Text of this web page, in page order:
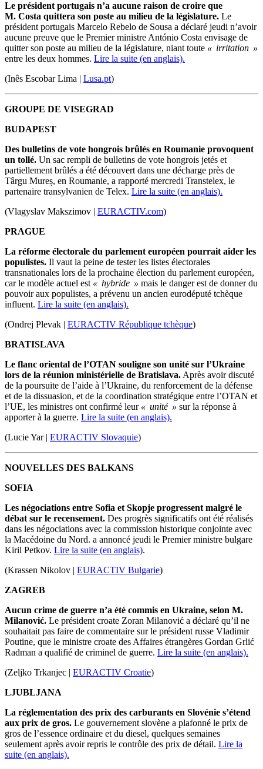
Le président portugais n’a aucune raison de croire que
M. Costa quittera son poste au milieu de la législature. Le
président portugais Marcelo Rebelo de Sousa a déclaré jeudi n’avoir
aucune preuve que le Premier ministre António Costa envisage de
quitter son poste au milieu de la législature, niant toute « irritation »
entre les deux hommes. Lire la suite (en anglais).
(Inês Escobar Lima | Lusa.pt)
GROUPE DE VISEGRAD
BUDAPEST
Des bulletins de vote hongrois brûlés en Roumanie provoquent
un tollé. Un sac rempli de bulletins de vote hongrois jetés et
partiellement brûlés a été découvert dans une décharge près de
Târgu Mureș, en Roumanie, a rapporté mercredi Transtelex, le
partenaire transylvanien de Telex. Lire la suite (en anglais).
(Vlagyslav Makszimov | EURACTIV.com)
PRAGUE
La réforme électorale du parlement européen pourrait aider les
populistes. Il vaut la peine de tester les listes électorales
transnationales lors de la prochaine élection du parlement européen,
car le modèle actuel est « hybride » mais le danger est de donner du
pouvoir aux populistes, a prévenu un ancien eurodéputé tchèque
influent. Lire la suite (en anglais).
(Ondrej Plevak | EURACTIV République tchèque)
BRATISLAVA
Le flanc oriental de l’OTAN souligne son unité sur l’Ukraine
lors de la réunion ministérielle de Bratislava. Après avoir discuté
de la poursuite de l’aide à l’Ukraine, du renforcement de la défense
et de la dissuasion, et de la coordination stratégique entre l’OTAN et
l’UE, les ministres ont confirmé leur « unité » sur la réponse à
apporter à la guerre. Lire la suite (en anglais).
(Lucie Yar | EURACTIV Slovaquie)
NOUVELLES DES BALKANS
SOFIA
Les négociations entre Sofia et Skopje progressent malgré le
débat sur le recensement. Des progrès significatifs ont été réalisés
dans les négociations avec la commission historique conjointe avec
la Macédoine du Nord. a annoncé jeudi le Premier ministre bulgare
Kiril Petkov. Lire la suite (en anglais).
(Krassen Nikolov | EURACTIV Bulgarie)
ZAGREB
Aucun crime de guerre n’a été commis en Ukraine, selon M.
Milanović. Le président croate Zoran Milanović a déclaré qu’il ne
souhaitait pas faire de commentaire sur le président russe Vladimir
Poutine, que le ministre croate des Affaires étrangères Gordan Grlić
Radman a qualifié de criminel de guerre. Lire la suite (en anglais).
(Zeljko Trkanjec | EURACTIV Croatie)
LJUBLJANA
La réglementation des prix des carburants en Slovénie s’étend
aux prix de gros. Le gouvernement slovène a plafonné le prix de
gros de l’essence ordinaire et du diesel, quelques semaines
seulement après avoir repris le contrôle des prix de détail. Lire la
suite (en anglais).